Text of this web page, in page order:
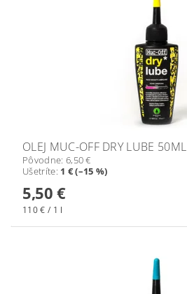
OLEJ MUC-OFF DRY LUBE 50ML
Pôvodne: 6,50 €
Ušetríte: 1 € (–15 %)
5,50 €
110 € / 1 l